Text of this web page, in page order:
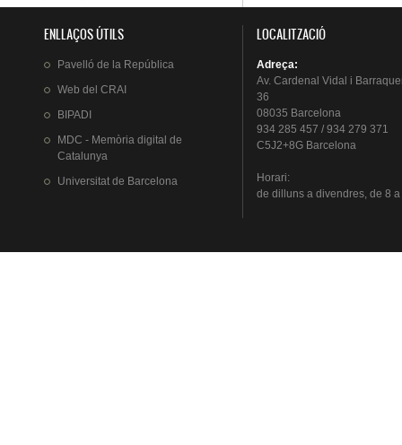
ENLLAÇOS ÚTILS
Pavelló de la República
Web del CRAI
BIPADI
MDC - Memòria digital de
Catalunya
Universitat de Barcelona
LOCALITZACIÓ
Adreça:
Av. Cardenal Vidal i
36
08035 Barcelona
934 285 457 / 934 279 371
C5J2+8G Barcelona
Horari:
de dillunsa divendres, de 8